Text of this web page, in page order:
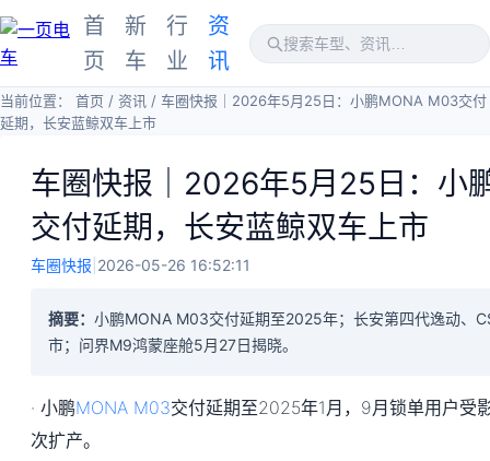
首
页
新
车
行
业
资
讯
当前位置： 首页 / 资讯 / 车圈快报｜2026年5月25日：小鹏MONA M03交付
延期，长安蓝鲸双车上市
车圈快报｜2026年5月25日：小
交付延期，长安蓝鲸双车上市
车圈快报 2026-05-26 16:52:11
摘要： 小鹏MONA M03交付延期至2025年；长安第四代逸动、
市；问界M9鸿蒙座舱5月27日揭晓。
· 小鹏MONA M03交付延期至2025年1月，9月锁单用户受
次扩产。